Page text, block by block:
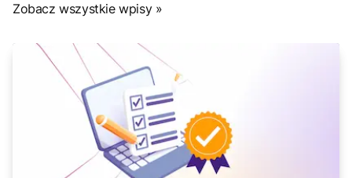
Zobacz wszystkie wpisy »